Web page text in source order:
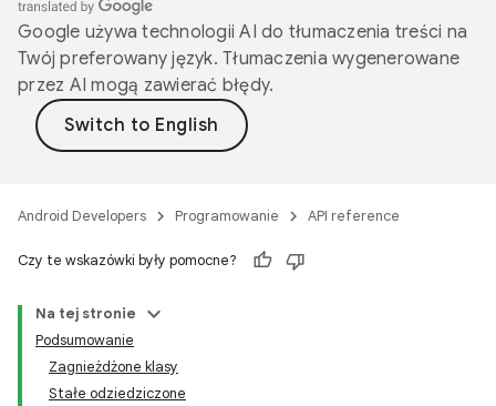
Google używa technologii AI do tłumaczenia treści na
Twój preferowany język. Tłumaczenia wygenerowane
przez AI mogą zawierać błędy.
Android Developers Programowanie API reference
Czy te wskazówki były pomocne?
Na tej stronie
Podsumowanie
Zagnieżdżone klasy
Stałe odziedziczone